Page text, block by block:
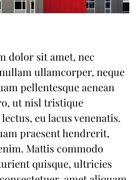
dolor sit amet, nec
ullamcorper, neque
pellentesque aenean
ut nisl tristique
eu lacus venenatis.
praesent hendrerit,
Mattis commodo
quisque, ultricies